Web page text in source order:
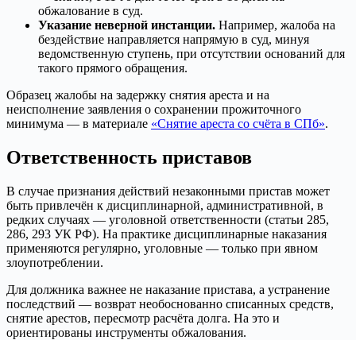
обжалование в суд.
Указание неверной инстанции. Например, жалоба на
бездействие направляется напрямую в суд, минуя
ведомственную ступень, при отсутствии оснований для
такого прямого обращения.
Образец жалобы на задержку снятия ареста и на
неисполнение заявления о сохранении прожиточного
минимума — в материале «Снятие ареста со счёта в СПб».
Ответственность приставов
В случае признания действий незаконными пристав может
быть привлечён к дисциплинарной, административной, в
редких случаях — уголовной ответственности (статьи 285,
286, 293 УК РФ). На практике дисциплинарные наказания
применяются регулярно, уголовные — только при явном
злоупотреблении.
Для должника важнее не наказание пристава, а устранение
последствий — возврат необоснованно списанных средств,
снятие арестов, пересмотр расчёта долга. На это и
ориентированы инструменты обжалования.